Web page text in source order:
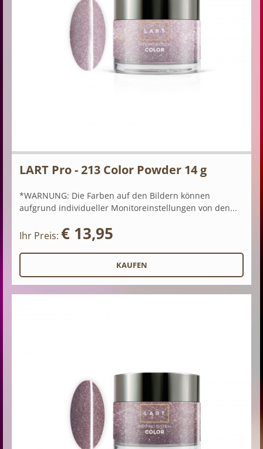
LART Pro - 213 Color Powder 14 g
*WARNUNG: Die Farben auf den Bildern können
aufgrund individueller Monitoreinstellungen von den...
Ihr Preis: € 13,95